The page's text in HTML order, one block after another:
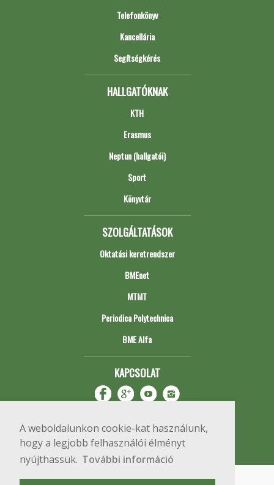
A weboldalunkon cookie-kat használunk,
hogy a legjobb felhasználói élményt
nyújthassuk. További információ
Telefonkönyv
Kancellária
Segítségkérés
HALLGATÓKNAK
KTH
Erasmus
Neptun (hallgatói)
Sport
Könyvtár
SZOLGÁLTATÁSOK
Oktatási keretrendszer
BMEnet
MTMT
Periodica Polytechnica
BME Alfa
KAPCSOLAT